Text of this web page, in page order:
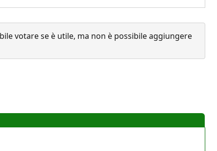
votare se è utile, ma non è possibile aggiungere